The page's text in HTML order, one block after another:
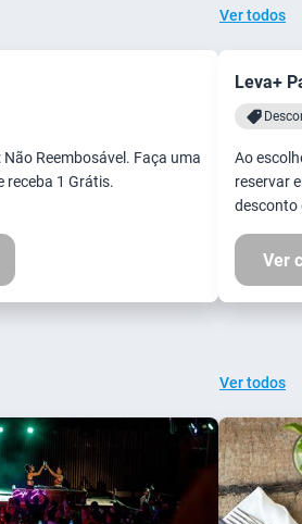
Ver todos
Reembosável. Faça uma
receba 1 Grátis.
Leva+
Ao
reservar
desconto
Ver
Ver todos